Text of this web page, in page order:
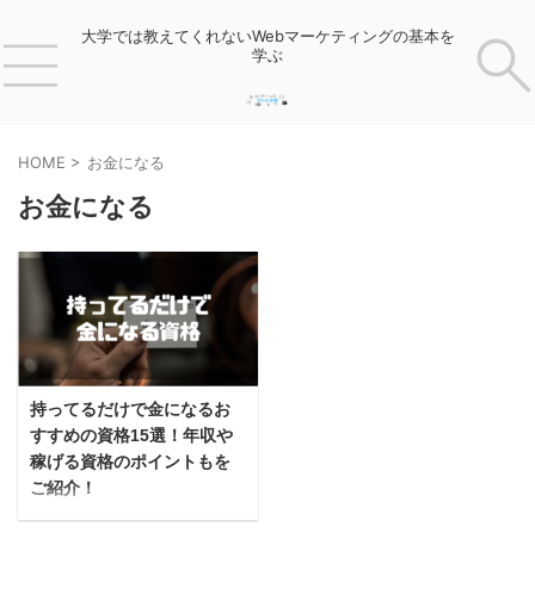
大学では教えてくれないWebマーケティングの基本を
学ぶ
HOME > お金になる
お金になる
持ってるだけで金になるお
すすめの資格15選！年収や
稼げる資格のポイントもを
ご紹介！
「持ってるだけでお金になるおす